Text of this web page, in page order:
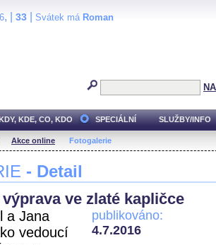
, | 33 Svátek má Roman
KDE, CO, KDO SPECIÁLNÍ SLUŽBY/INFO
Akce online Fotogalerie
- Detail
ve zlaté kapličce
publikováno:
4.7.2016